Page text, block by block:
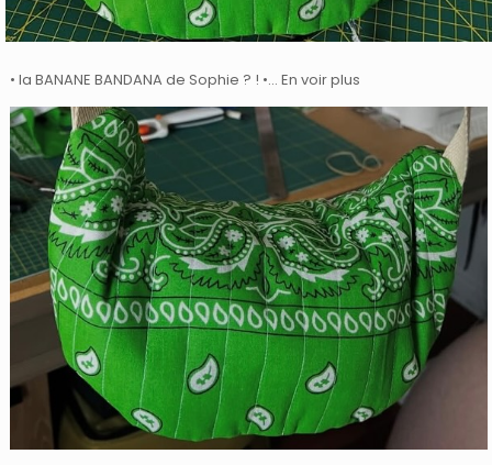
• la BANANE BANDANA de Sophie ? ! •… En voir plus